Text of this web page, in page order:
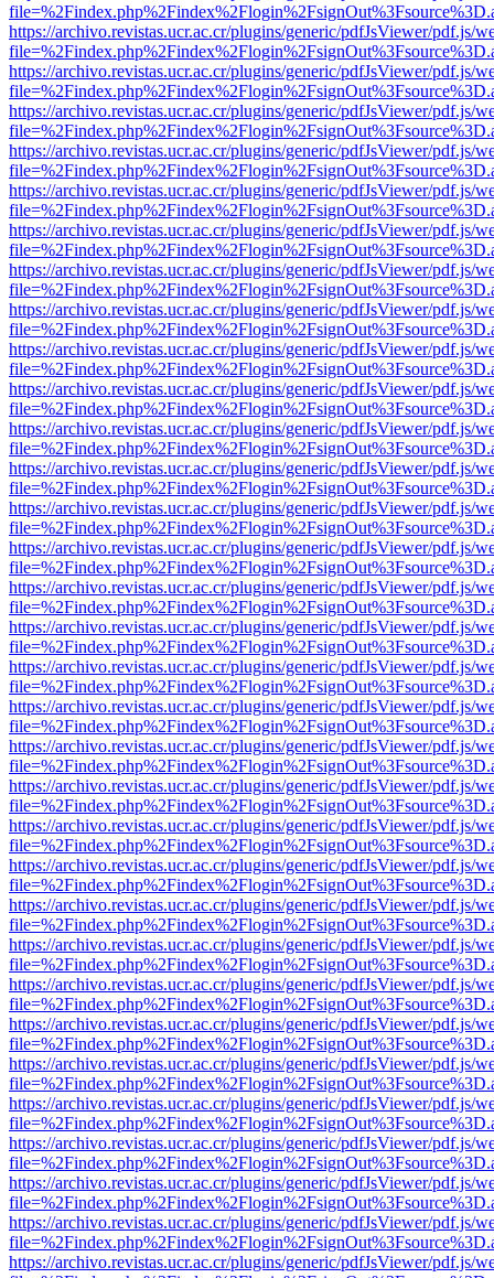
https://archivo.revistas.ucr.ac.cr/plugins/generic/pdfJsViewer/pdf.js/
https://archivo.revistas.ucr.ac.cr/plugins/generic/pdfJsViewer/pdf.js/
https://archivo.revistas.ucr.ac.cr/plugins/generic/pdfJsViewer/pdf.js/
https://archivo.revistas.ucr.ac.cr/plugins/generic/pdfJsViewer/pdf.js/
https://archivo.revistas.ucr.ac.cr/plugins/generic/pdfJsViewer/pdf.js/
https://archivo.revistas.ucr.ac.cr/plugins/generic/pdfJsViewer/pdf.js/
https://archivo.revistas.ucr.ac.cr/plugins/generic/pdfJsViewer/pdf.js/
https://archivo.revistas.ucr.ac.cr/plugins/generic/pdfJsViewer/pdf.js/
https://archivo.revistas.ucr.ac.cr/plugins/generic/pdfJsViewer/pdf.js/
https://archivo.revistas.ucr.ac.cr/plugins/generic/pdfJsViewer/pdf.js/
https://archivo.revistas.ucr.ac.cr/plugins/generic/pdfJsViewer/pdf.js/
https://archivo.revistas.ucr.ac.cr/plugins/generic/pdfJsViewer/pdf.js/
https://archivo.revistas.ucr.ac.cr/plugins/generic/pdfJsViewer/pdf.js/
https://archivo.revistas.ucr.ac.cr/plugins/generic/pdfJsViewer/pdf.js/
https://archivo.revistas.ucr.ac.cr/plugins/generic/pdfJsViewer/pdf.js/
https://archivo.revistas.ucr.ac.cr/plugins/generic/pdfJsViewer/pdf.js/
https://archivo.revistas.ucr.ac.cr/plugins/generic/pdfJsViewer/pdf.js/
https://archivo.revistas.ucr.ac.cr/plugins/generic/pdfJsViewer/pdf.js/
https://archivo.revistas.ucr.ac.cr/plugins/generic/pdfJsViewer/pdf.js/
https://archivo.revistas.ucr.ac.cr/plugins/generic/pdfJsViewer/pdf.js/
https://archivo.revistas.ucr.ac.cr/plugins/generic/pdfJsViewer/pdf.js/
https://archivo.revistas.ucr.ac.cr/plugins/generic/pdfJsViewer/pdf.js/
https://archivo.revistas.ucr.ac.cr/plugins/generic/pdfJsViewer/pdf.js/
https://archivo.revistas.ucr.ac.cr/plugins/generic/pdfJsViewer/pdf.js/
https://archivo.revistas.ucr.ac.cr/plugins/generic/pdfJsViewer/pdf.js/
https://archivo.revistas.ucr.ac.cr/plugins/generic/pdfJsViewer/pdf.js/
https://archivo.revistas.ucr.ac.cr/plugins/generic/pdfJsViewer/pdf.js/
https://archivo.revistas.ucr.ac.cr/plugins/generic/pdfJsViewer/pdf.js/
https://archivo.revistas.ucr.ac.cr/plugins/generic/pdfJsViewer/pdf.js/
https://archivo.revistas.ucr.ac.cr/plugins/generic/pdfJsViewer/pdf.js/
https://archivo.revistas.ucr.ac.cr/plugins/generic/pdfJsViewer/pdf.js/
https://archivo.revistas.ucr.ac.cr/plugins/generic/pdfJsViewer/pdf.js/